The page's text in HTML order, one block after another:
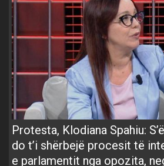
Protesta, Klodiana Spahiu:
do t’i shërbejë procesit të
e parlamentit nga opozita,